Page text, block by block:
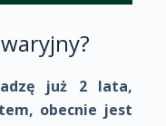
już 2 lata,
obecnie jest